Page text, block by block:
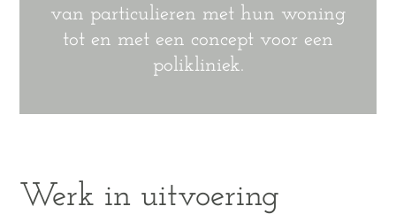
van particulieren met hun woning
tot en met een concept voor een
polikliniek.
Werk in uitvoering